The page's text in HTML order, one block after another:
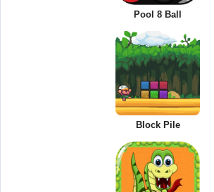
Pool 8 Ball
Block Pile